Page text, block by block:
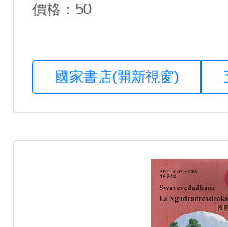
價格：50
國家書店(開新視窗)